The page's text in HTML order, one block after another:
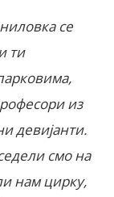
се
ти
из
девијанти.
смо на
нам цирку,